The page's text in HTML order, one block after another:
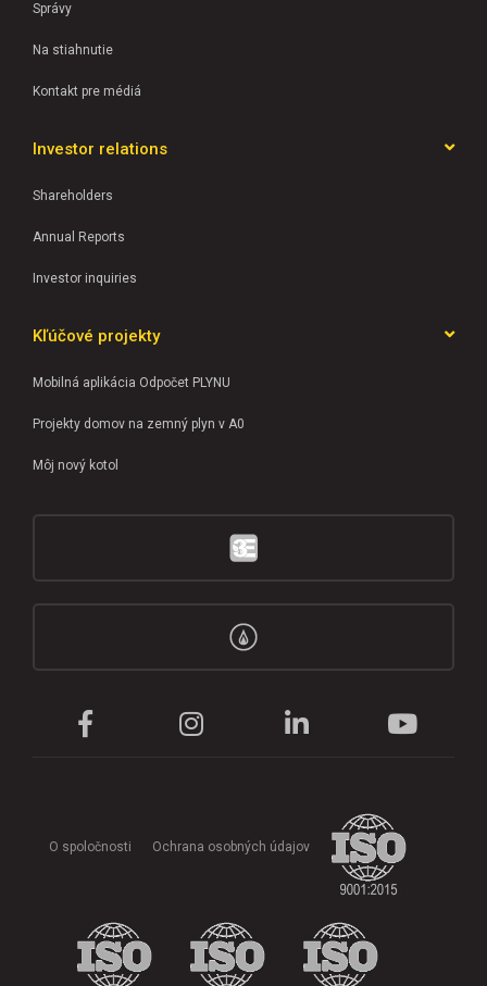
Správy
Na stiahnutie
Kontakt pre médiá
Investor relations
Shareholders
Annual Reports
Investor inquiries
Kľúčové projekty
Mobilná aplikácia Odpočet PLYNU
Projekty domov na zemný plyn v A0
Môj nový kotol
O spoločnosti Ochrana osobných údajov